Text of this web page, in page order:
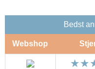
Bedst
Webshop